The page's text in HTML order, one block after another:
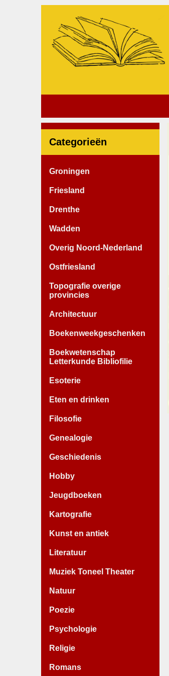
Categorieën
Groningen
Friesland
Drenthe
Wadden
Overig Noord-Nederland
Ostfriesland
Topografie overige
provincies
Architectuur
Boekenweekgeschenken
Boekwetenschap
Letterkunde Bibliofilie
Esoterie
Eten en drinken
Filosofie
Genealogie
Geschiedenis
Hobby
Jeugdboeken
Kartografie
Kunst en antiek
Literatuur
Muziek Toneel Theater
Natuur
Poezie
Psychologie
Religie
Romans